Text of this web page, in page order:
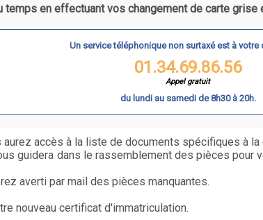
en effectuant vos changement de carte grise
Un service téléphonique non surtaxé est à
01.34.69.86.56
Appel gratuit
du lundi au samedi de 8h30 à 20h.
accès à la liste de documents spécifiques à
guidera dans le rassemblement des pièces
averti par mail des pièces manquantes.
nouveau certificat d'immatriculation.